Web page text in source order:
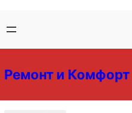
содержимому
содержимому
Ремонт и Комфорт